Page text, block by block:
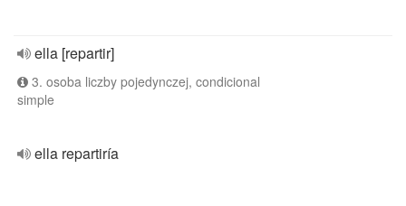
ella [repartir]
3. osoba liczby pojedynczej, condicional
simple
ella repartiría